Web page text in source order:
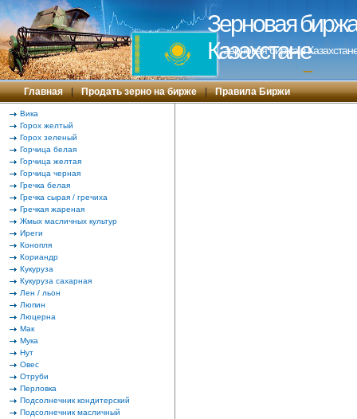
Зерновая
Казахстане
Зерновая биржа в
---
Главная | Продать зерно на бирже | Правила Биржи
Вика
Горох желтый
Горох зеленый
Горчица белая
Горчица желтая
Горчица черная
Гречка белая
Гречка сырая / гречиха
Гречкая жареная
Жмых масличных культур
Иреги
Конопля
Кориандр
Кукуруза
Кукуруза сахарная
Лен / льон
Люпин
Люцерна
Мак
Мука
Нут
Овес
Отруби
Перловка
Подсолнечник кондитерский
Подсолнечник масличный